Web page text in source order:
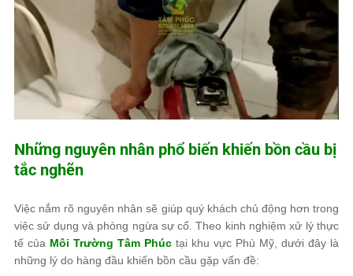
Những nguyên nhân phổ biến khiến bồn cầu bị
tắc nghẽn
Việc nắm rõ nguyên nhân sẽ giúp quý khách chủ động hơn trong
việc sử dụng và phòng ngừa sự cố. Theo kinh nghiệm xử lý thực
tế của Môi Trường Tâm Phúc tại khu vực Phù Mỹ, dưới đây là
những lý do hàng đầu khiến bồn cầu gặp vấn đề: